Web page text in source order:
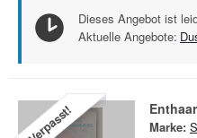
Dieses Angebot ist
Aktuelle Angebote:
Verpasst! Marke: